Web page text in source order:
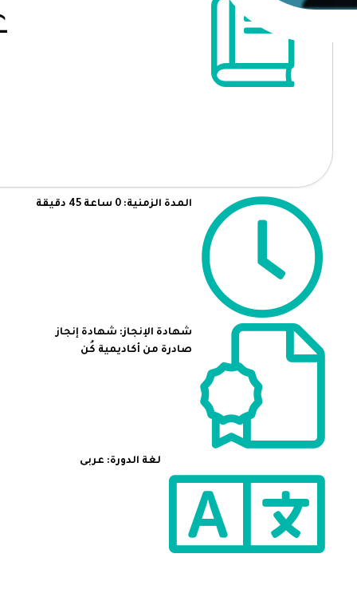
المدة الزمنية: 0 ساعة 45 دقيقة
شهادة الإنجاز: شهادة إنجاز
صادرة من أكاديمية كُن
لغة الدورة: عربى